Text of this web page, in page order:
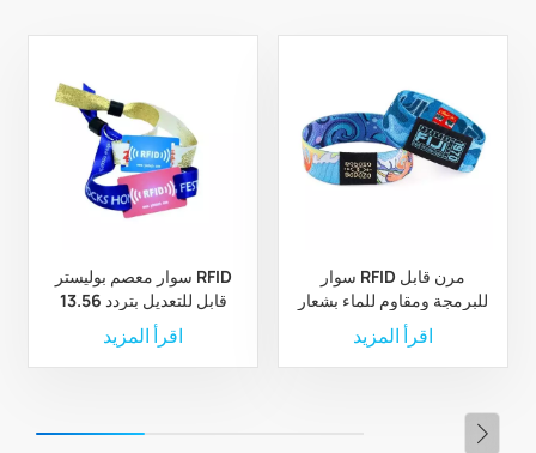
سوار معصم بوليستر RFID
قابل للتعديل بتردد 13.56
ميجاهرتز للمهرجانات
الموسيقية الرياضية
والفعاليات غير النقدية
اقرأ المزيد
سوار RFID مرن قابل
للبرمجة ومقاوم للماء بشعار
مخصص
اقرأ المزيد